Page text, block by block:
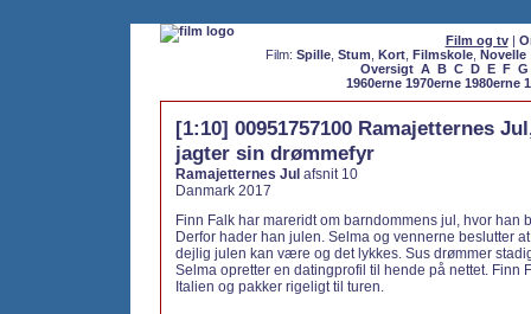
Film og tv|
Film: Spille, Stum Kort, Filmskole, Novelle
Oversigt A B C D E F G
1960erne 1970erne 1980erne
[1:10] 00951757100 Ramajetternes
jagter sin drømmefyr
Ramajetternes Jul afsnit 10
Danmark 2017
Finn Falk har mareridt om barndommens jul, hvor han
Derfor hader han julen. Selma og vennerne beslutter
dejlig julen kan være og det lykkes. Sus drømmer
Selma opretter en datingprofil til hende på nettet. Finn
Italien og pakker rigeligt til turen.